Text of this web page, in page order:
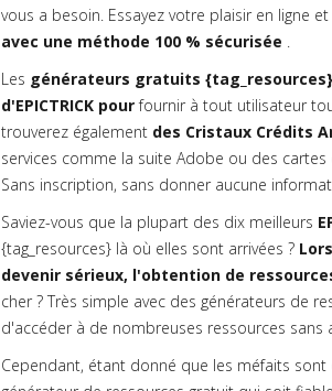
vous a besoin. Essayez votre plaisir en ligne
avec une méthode 100 % sécurisée .
Les générateurs gratuits {tag_resources}
d'EPICTRICK pourfournir à tout utilisateur
trouverez également des Cristaux Crédits
services comme la suite Adobe ou des
Sans inscription, sans donner aucune
Saviez-vous que la plupart des dix meilleurs
{tag_resources} là où elles sont arrivées ?
devenir sérieux, l'obtention de
cher ? Très simple avec des générateurs de
d'accéder à de nombreuses ressources
Cependant, étant donné que les méfaits